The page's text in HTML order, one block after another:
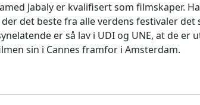
Jabaly er kvalifisert som filmskaper.
det beste fra alle verdens festivaler
er så lav i UDI og UNE, at de
sin i Cannes framfor i Amsterdam.